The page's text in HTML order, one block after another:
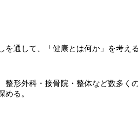
通して、「健康とは何か」を考え
整形外科・接骨院・整体など数多
める。